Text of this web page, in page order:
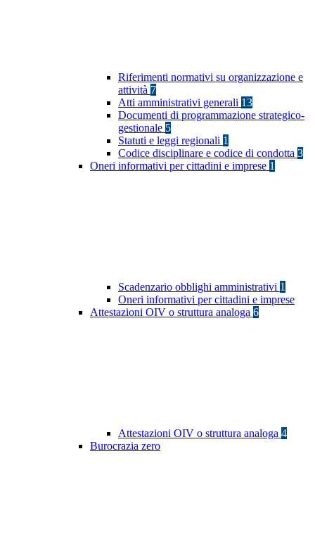
Riferimenti normativi su organizzazione e
attività 7
Atti amministrativi generali 13
Documenti di programmazione strategico-
gestionale 5
Statuti e leggi regionali 1
Codice disciplinare e codice di condotta 3
Oneri informativi per cittadini e imprese 1
Scadenzario obblighi amministrativi 1
Oneri informativi per cittadini e imprese
Attestazioni OIV o struttura analoga 6
Attestazioni OIV o struttura analoga 4
Burocrazia zero